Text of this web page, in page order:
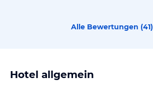
Alle Bewertungen (41)
Hotel allgemein